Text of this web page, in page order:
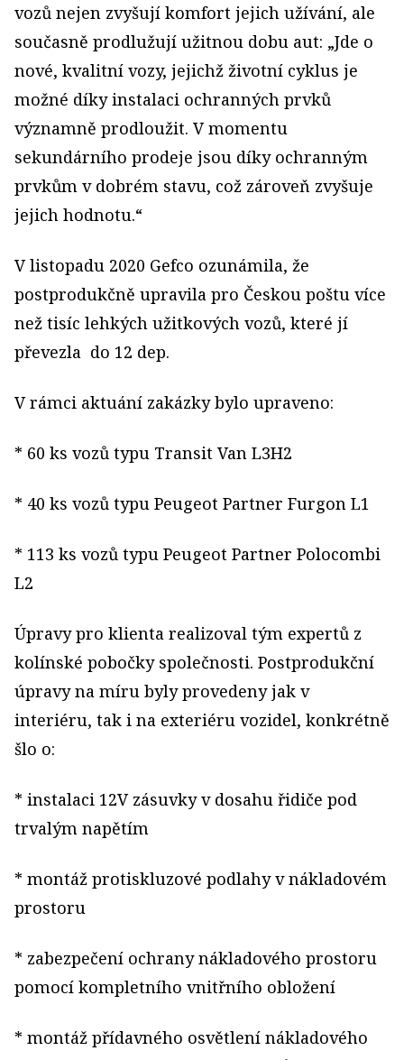
vozů nejen zvyšují komfort jejich užívání, ale
současně prodlužují užitnou dobu aut: „Jde o
nové, kvalitní vozy, jejichž životní cyklus je
možné díky instalaci ochranných prvků
významně prodloužit. V momentu
sekundárního prodeje jsou díky ochranným
prvkům v dobrém stavu, což zároveň zvyšuje
jejich hodnotu.“
V listopadu 2020 Gefco ozunámila, že
postprodukčně upravila pro Českou poštu více
než tisíc lehkých užitkových vozů, které jí
převezla do 12 dep.
V rámci aktuání zakázky bylo upraveno:
* 60 ks vozů typu Transit Van L3H2
* 40 ks vozů typu Peugeot Partner Furgon L1
* 113 ks vozů typu Peugeot Partner Polocombi
L2
Úpravy pro klienta realizoval tým expertů z
kolínské pobočky společnosti. Postprodukční
úpravy na míru byly provedeny jak v
interiéru, tak i na exteriéru vozidel, konkrétně
šlo o:
* instalaci 12V zásuvky v dosahu řidiče pod
trvalým napětím
* montáž protiskluzové podlahy v nákladovém
prostoru
* zabezpečení ochrany nákladového prostoru
pomocí kompletního vnitřního obložení
* montáž přídavného osvětlení nákladového